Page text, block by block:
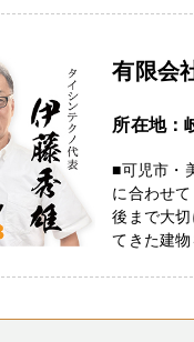
有限会
所在地：
■可児市・
に合わせ
後まで大
てきた建